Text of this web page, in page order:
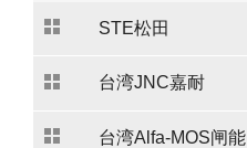
STE松田
台湾JNC嘉耐
台湾Alfa-MOS闸能